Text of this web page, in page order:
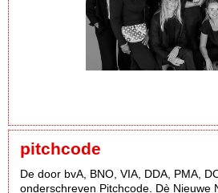
pitchcode
De door bvA, BNO, VIA, DDA, PMA,
onderschreven Pitchcode. Dè Nieuwe